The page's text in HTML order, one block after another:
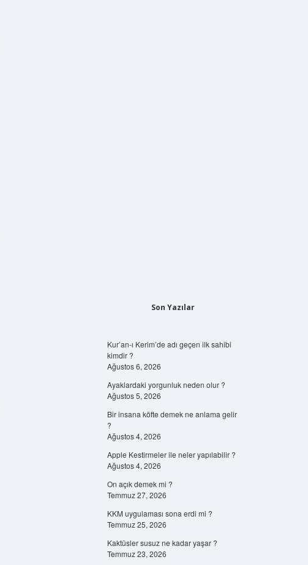
Son Yazılar
Kur’an-ı Kerim’de adı geçen ilk sahibi
kimdir ?
Ağustos 6, 2026
Ayaklardaki yorgunluk neden olur ?
Ağustos 5, 2026
Bir insana köfte demek ne anlama gelir
?
Ağustos 4, 2026
Apple Kestirmeler ile neler yapılabilir ?
Ağustos 4, 2026
On açık demek mi ?
Temmuz 27, 2026
KKM uygulaması sona erdi mi ?
Temmuz 25, 2026
Kaktüsler susuz ne kadar yaşar ?
Temmuz 23, 2026